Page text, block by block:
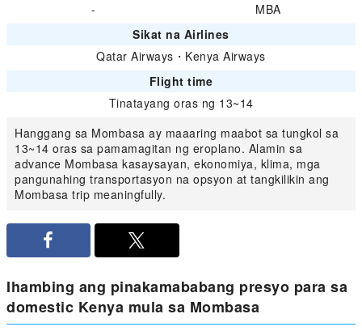
-
MBA
Sikat na Airlines
Qatar Airways ・ Kenya Airways
Flight time
Tinatayang oras ng 13~14
Hanggang sa Mombasa ay maaaring maabot sa tungkol sa
13~14 oras sa pamamagitan ng eroplano. Alamin sa
advance Mombasa kasaysayan, ekonomiya, klima, mga
pangunahing transportasyon na opsyon at tangkilikin ang
Mombasa trip meaningfully.
Ihambing ang pinakamababang presyo para sa
domestic Kenya mula sa Mombasa